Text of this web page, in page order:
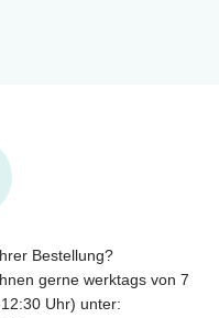
Bestellung?
gerne werktags von 7
Uhr) unter: